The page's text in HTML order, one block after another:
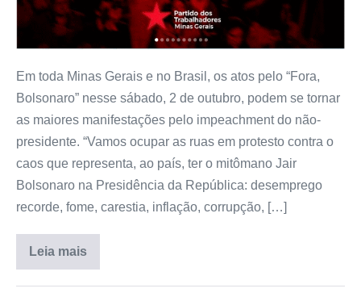
Em toda Minas Gerais e no Brasil, os atos pelo “Fora,
Bolsonaro” nesse sábado, 2 de outubro, podem se tornar
as maiores manifestações pelo impeachment do não-
presidente. “Vamos ocupar as ruas em protesto contra o
caos que representa, ao país, ter o mitômano Jair
Bolsonaro na Presidência da República: desemprego
recorde, fome, carestia, inflação, corrupção, […]
Leia mais